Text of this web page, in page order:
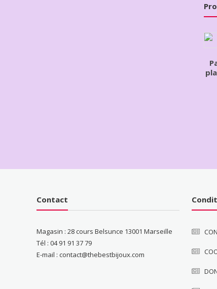
Contact
Magasin : 28 cours Belsunce 13001 Marseille
Tél : 04 91 91 37 79
E-mail : contact@thebestbijoux.com